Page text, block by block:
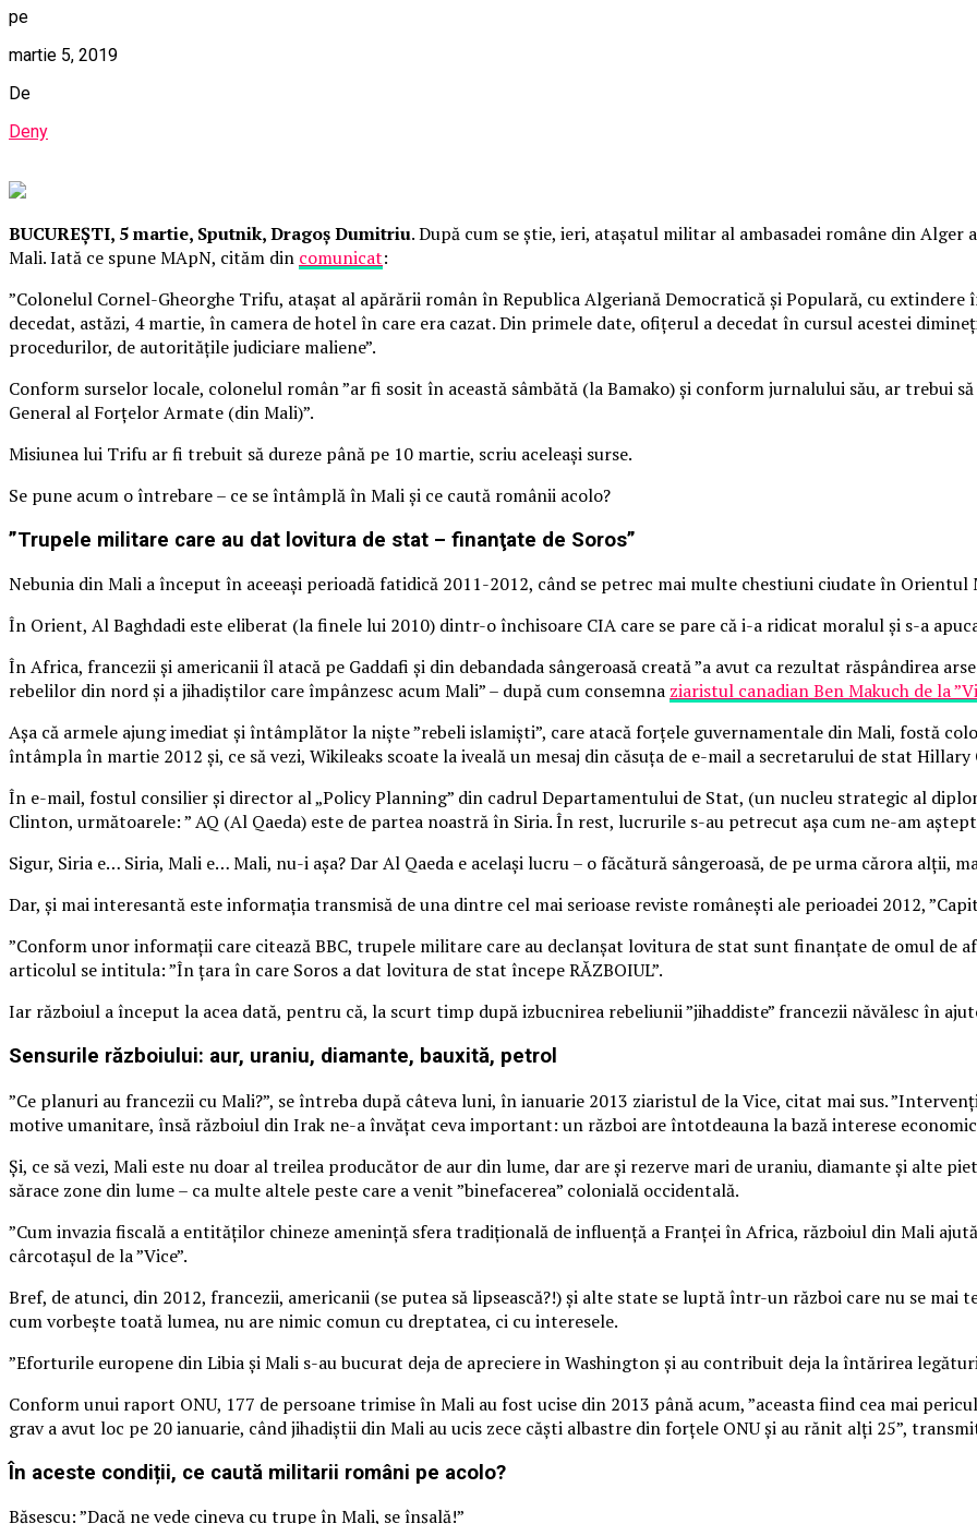
pe
martie 5, 2019
De
Deny
BUCUREȘTI, 5 martie, Sputnik, Dragoș Dumitriu. După cum se știe, ieri, atașatul militar al ambasadei române din
Mali. Iată ce spune MApN, cităm din comunicat:
”Colonelul Cornel-Gheorghe Trifu, atașat al apărării român în Republica Algeriană Democratică și Populară, cu
decedat, astăzi, 4 martie, în camera de hotel în care era cazat. Din primele date, ofițerul a decedat în cursul acestei
procedurilor, de autoritățile judiciare maliene”.
Conform surselor locale, colonelul român ”ar fi sosit în această sâmbătă (la Bamako) și conform jurnalului său, ar trebui
General al Forțelor Armate (din Mali)”.
Misiunea lui Trifu ar fi trebuit să dureze până pe 10 martie, scriu aceleași surse.
Se pune acum o întrebare – ce se întâmplă în Mali și ce caută românii acolo?
”Trupele militare care au dat lovitura de stat – finanţate de Soros”
Nebunia din Mali a început în aceeași perioadă fatidică 2011-2012, când se petrec mai multe chestiuni ciudate în Orientul
În Orient, Al Baghdadi este eliberat (la finele lui 2010) dintr-o închisoare CIA care se pare că i-a ridicat moralul și s-a
În Africa, francezii și americanii îl atacă pe Gaddafi și din debandada sângeroasă creată ”a avut ca rezultat răspândirea
rebelilor din nord și a jihadiștilor care împânzesc acum Mali” – după cum consemna ziaristul canadian Ben Makuch de la
Așa că armele ajung imediat și întâmplător la niște ”rebeli islamiști”, care atacă forțele guvernamentale din Mali, fostă
întâmpla în martie 2012 și, ce să vezi, Wikileaks scoate la iveală un mesaj din căsuța de e-mail a secretarului de stat
În e-mail, fostul consilier și director al „Policy Planning” din cadrul Departamentului de Stat, (un nucleu strategic al
Clinton, următoarele: ” AQ (Al Qaeda) este de partea noastră în Siria. În rest, lucrurile s-au petrecut așa cum ne-am
Sigur, Siria e… Siria, Mali e… Mali, nu-i așa? Dar Al Qaeda e același lucru – o făcătură sângeroasă, de pe urma cărora alții,
Dar, și mai interesantă este informația transmisă de una dintre cel mai serioase reviste românești ale perioadei 2012,
”Conform unor informaţii care citează BBC, trupele militare care au declanşat lovitura de stat sunt finanţate de omul de
articolul se intitula: ”În țara în care Soros a dat lovitura de stat începe RĂZBOIUL”.
Iar războiul a început la acea dată, pentru că, la scurt timp după izbucnirea rebeliunii ”jihaddiste” francezii năvălesc în
Sensurile războiului: aur, uraniu, diamante, bauxită, petrol
”Ce planuri au francezii cu Mali?”, se întreba după câteva luni, în ianuarie 2013 ziaristul de la Vice, citat mai sus.
motive umanitare, însă războiul din Irak ne-a învățat ceva important: un război are întotdeauna la bază interese
Și, ce să vezi, Mali este nu doar al treilea producător de aur din lume, dar are și rezerve mari de uraniu, diamante și alte
sărace zone din lume – ca multe altele peste care a venit ”binefacerea” colonială occidentală.
”Cum invazia fiscală a entităților chineze amenință sfera tradițională de influență a Franței în Africa, războiul din Mali
cârcotașul de la ”Vice”.
Bref, de atunci, din 2012, francezii, americanii (se putea să lipsească?!) și alte state se luptă într-un război care nu se mai
cum vorbește toată lumea, nu are nimic comun cu dreptatea, ci cu interesele.
”Eforturile europene din Libia şi Mali s-au bucurat deja de apreciere in Washington şi au contribuit deja la întărirea
Conform unui raport ONU, 177 de persoane trimise în Mali au fost ucise din 2013 până acum, ”aceasta fiind cea mai
grav a avut loc pe 20 ianuarie, când jihadiştii din Mali au ucis zece căști albastre din forţele ONU şi au rănit alţi 25”,
În aceste condiții, ce caută militarii români pe acolo?
Băsescu: ”Dacă ne vede cineva cu trupe în Mali, se înşală!”